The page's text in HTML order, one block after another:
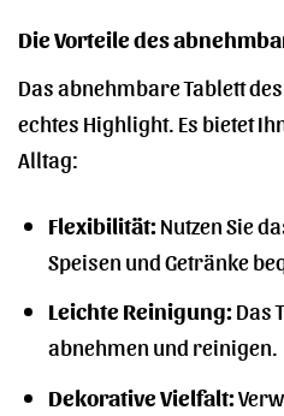
Die Vorteile des
Das abnehmbare Tablett
echtes Highlight. Es bietet
Alltag:
Flexibilität:Nutzen Sie
Speisen und Getränke
Leichte Reinigung:Das
abnehmen und reinigen.
Dekorative Vielfalt: